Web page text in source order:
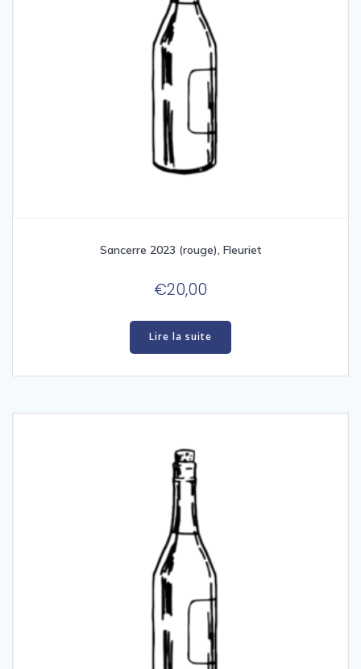
Sancerre 2023 (rouge), Fleuriet
€20,00
Lire la suite